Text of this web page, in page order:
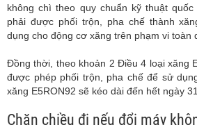
không chì theo quy chuẩn kỹ thuật
phải được phối trộn, pha chế thành
dụng cho động cơ xăng trên phạm vi toàn
Đồng thời, theo khoản 2 Điều 4 loại xăng
được phép phối trộn, pha chế để sử
xăng E5RON92 sẽ kéo dài đến hết ngày
Chặn chiều đi nếu đổi máy